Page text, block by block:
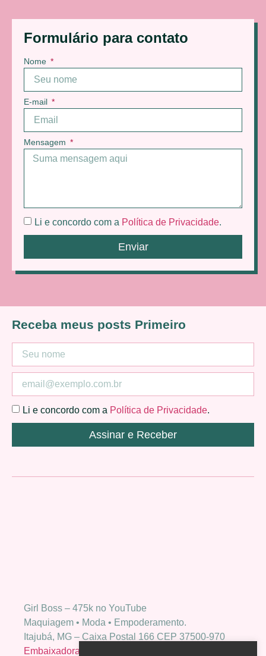
Formulário para contato
Nome
E-mail
Mensagem
Li e concordo com a Política de Privacidade
Enviar
Girl Boss – 475k no YouTube
Maquiagem • Moda • Empoderamento.
Itajubá, MG – Caixa Postal 166 CEP 37500-970
Embaixadora Bio Extratus
Receba meus posts Primeiro
Li e concordo com a Política de Privacidade
Assinar e Receber